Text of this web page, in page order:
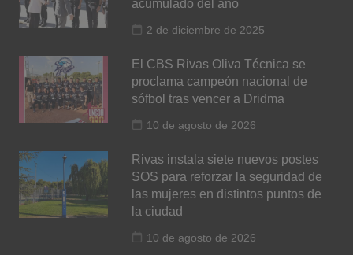
acumulado del año
2 de diciembre de 2025
El CBS Rivas Oliva Técnica se
proclama campeón nacional de
sófbol tras vencer a Dridma
10 de agosto de 2026
Rivas instala siete nuevos postes
SOS para reforzar la seguridad de
las mujeres en distintos puntos de
la ciudad
10 de agosto de 2026